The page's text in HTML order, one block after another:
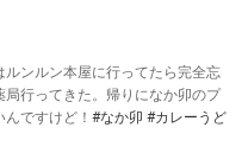
ンルン本屋に行ってたら完全忘
行ってきた。帰りになか卯のプ
ですけど！ #なか卯 #カレーうど